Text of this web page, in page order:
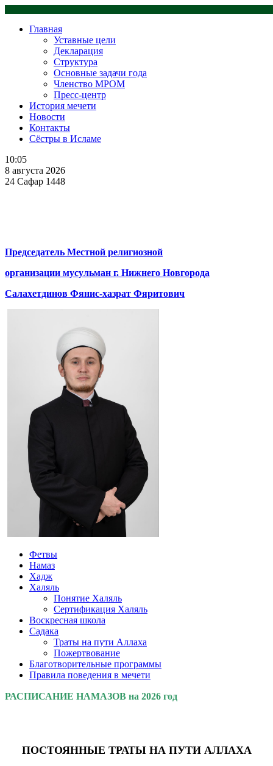
Главная
Уставные цели
Декларация
Структура
Основные задачи года
Членство МРОМ
Пресс-центр
История мечети
Новости
Контакты
Сёстры в Исламе
10:05
8 августа 2026
24 Сафар 1448
Председатель Местной религиозной
организации мусульман г. Нижнего Новгорода
Салахетдинов Фянис-хазрат Фяритович
Фетвы
Намаз
Хадж
Халяль
Понятие Халяль
Сертификация Халяль
Воскресная школа
Садака
Траты на пути Аллаха
Пожертвование
Благотворительные программы
Правила поведения в мечети
РАСПИСАНИЕ НАМАЗОВ на 2026 год
ПОСТОЯННЫЕ ТРАТЫ НА ПУТИ АЛЛАХА